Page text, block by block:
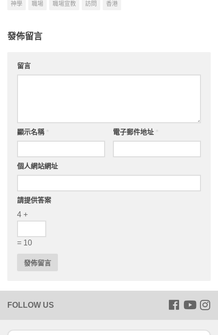
神學
職場 職場宣教 訪問 香港
發佈留言
留言
顯示名稱 電子郵件地址
個人網站網址
請提供答案
4 +
= 10